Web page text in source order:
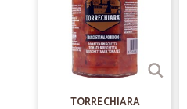
TORRECHIARA